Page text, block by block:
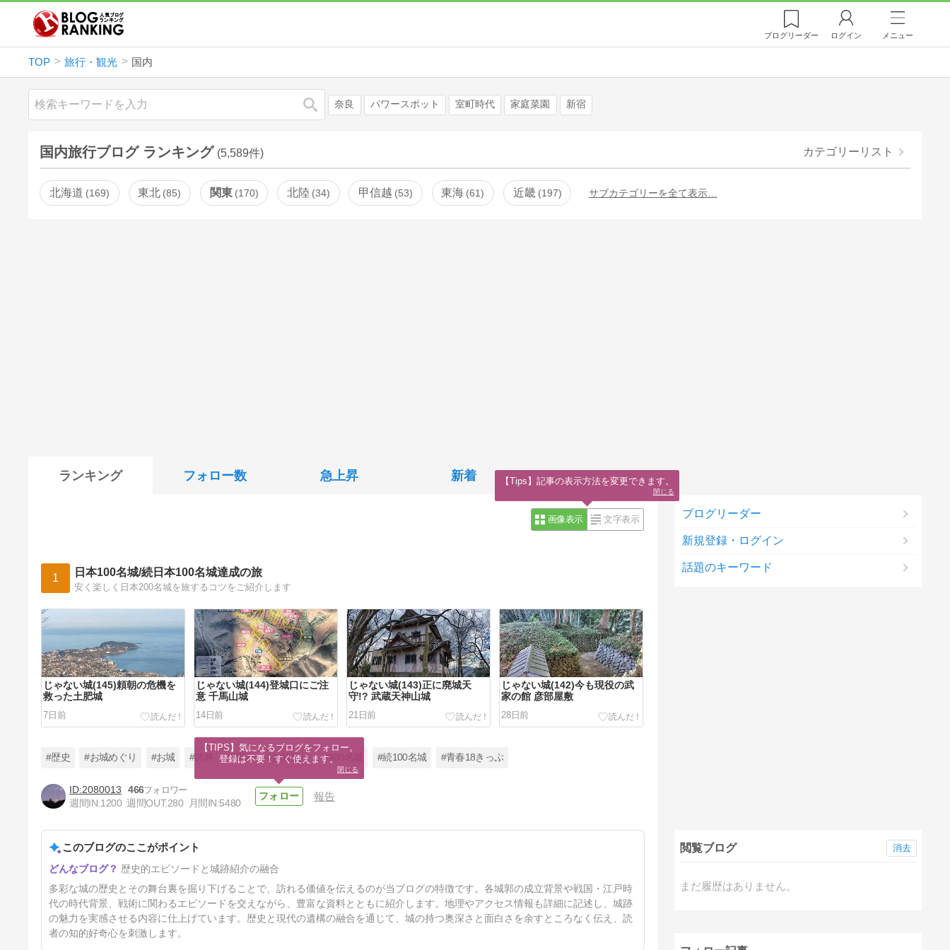
ブログリーダー ログイン メニュー
TOP 旅行・観光 国内
検索 奈良 パワースポット 室町時代 家庭菜園 新宿
国内旅行ブログ ランキング (5,589件) カテゴリーリスト
北海道 169 東北 85 関東 170 北陸 34 甲信越 53 東海 61 近畿 197 サブカテゴリーを全て表示…
ランキング フォロー数 急上昇 新着
画像表示 文字表示
1 日本100名城/続日本100名城達成の旅
安く楽しく日本200名城を旅するコツをご紹介します
じゃない城(145)頼朝の危機を
救った土肥城
7日前
じゃない城(144)登城口にご注
意 千馬山城
14日前
じゃない城(143)正に廃城天
守!? 武蔵天神山城
21日前
じゃない城(142)今も現役の武
家の館 彦部屋敷
28日前
福岡城
35日前
#歴史 #お城めぐり #お城 #武将 #戦国 #お城巡り #100名城 #続100名城 #青春18きっぷ
2080013
466
週間IN:1200 週間OUT:280 月間IN:5480
報告
このブログのここがポイント
歴史的エピソードと城跡紹介の融合
多彩な城の歴史とその舞台裏を掘り下げることで、訪れる価値を伝えるのが当ブログの特徴です。各城郭の成立背景や戦国・江戸時
代の時代背景、戦術に関わるエピソードを交えながら、豊富な資料とともに紹介します。地理やアクセス情報も詳細に記述し、城跡
の魅力を実感させる内容に仕上げています。歴史と現代の遺構の融合を通じて、城の持つ奥深さと面白さを余すところなく伝え、読
者の知的好奇心を刺激します。
ブログリーダー
新規登録・ログイン
話題のキーワード
閲覧ブログ
まだ履歴はありません。
消去
【TIPS】気になるブログをフォロー。
登録は不要！すぐ使えます。
閉じる
【Tips】記事の表示方法を変更できます。
閉じる